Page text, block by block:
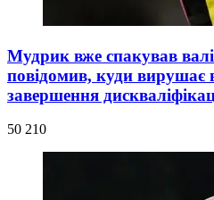
Мудрик вже спакував
повідомив, куди вирушає
завершення
50 210